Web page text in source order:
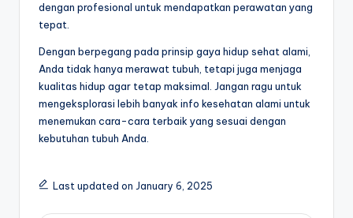
dengan profesional untuk mendapatkan perawatan yang
tepat.
Dengan berpegang pada prinsip gaya hidup sehat alami,
Anda tidak hanya merawat tubuh, tetapi juga menjaga
kualitas hidup agar tetap maksimal. Jangan ragu untuk
mengeksplorasi lebih banyak info kesehatan alami untuk
menemukan cara-cara terbaik yang sesuai dengan
kebutuhan tubuh Anda.
Last updated on January 6, 2025